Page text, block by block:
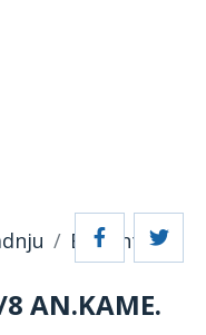
Ek ventili
AN.KAME.